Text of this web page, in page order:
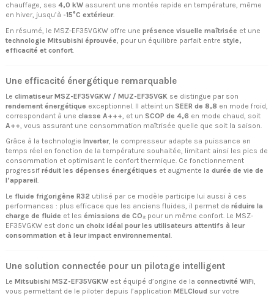
chauffage, ses 4,0 kW assurent une montée rapide en température, même
en hiver, jusqu’à -15°C extérieur.
En résumé, le MSZ-EF35VGKW offre une présence visuelle maîtrisée et une
technologie Mitsubishi éprouvée, pour un équilibre parfait entre style,
efficacité et confort.
Une efficacité énergétique remarquable
Le climatiseur MSZ-EF35VGKW / MUZ-EF35VGK se distingue par son
rendement énergétique exceptionnel. Il atteint un SEER de 8,8 en mode froid,
correspondant à une classe A+++, et un SCOP de 4,6 en mode chaud, soit
A++, vous assurant une consommation maîtrisée quelle que soit la saison.
Grâce à la technologie Inverter, le compresseur adapte sa puissance en
temps réel en fonction de la température souhaitée, limitant ainsi les pics de
consommation et optimisant le confort thermique. Ce fonctionnement
progressif réduit les dépenses énergétiques et augmente la durée de vie de
l’appareil.
Le fluide frigorigène R32 utilisé par ce modèle participe lui aussi à ces
performances : plus efficace que les anciens fluides, il permet de réduire la
charge de fluide et les émissions de CO₂ pour un même confort. Le MSZ-
EF35VGKW est donc un choix idéal pour les utilisateurs attentifs à leur
consommation et à leur impact environnemental.
Une solution connectée pour un pilotage intelligent
Le Mitsubishi MSZ-EF35VGKW est équipé d’origine de la connectivité WiFi,
vous permettant de le piloter depuis l’application MELCloud sur votre